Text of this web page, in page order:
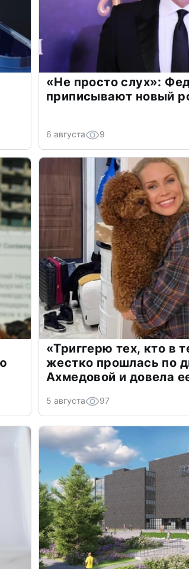
«Не просто слух»:
приписывают новый
6 августа 9
«Триггерю тех, кто в
жестко прошлась по
Ахмедовой и довела
5 августа 97